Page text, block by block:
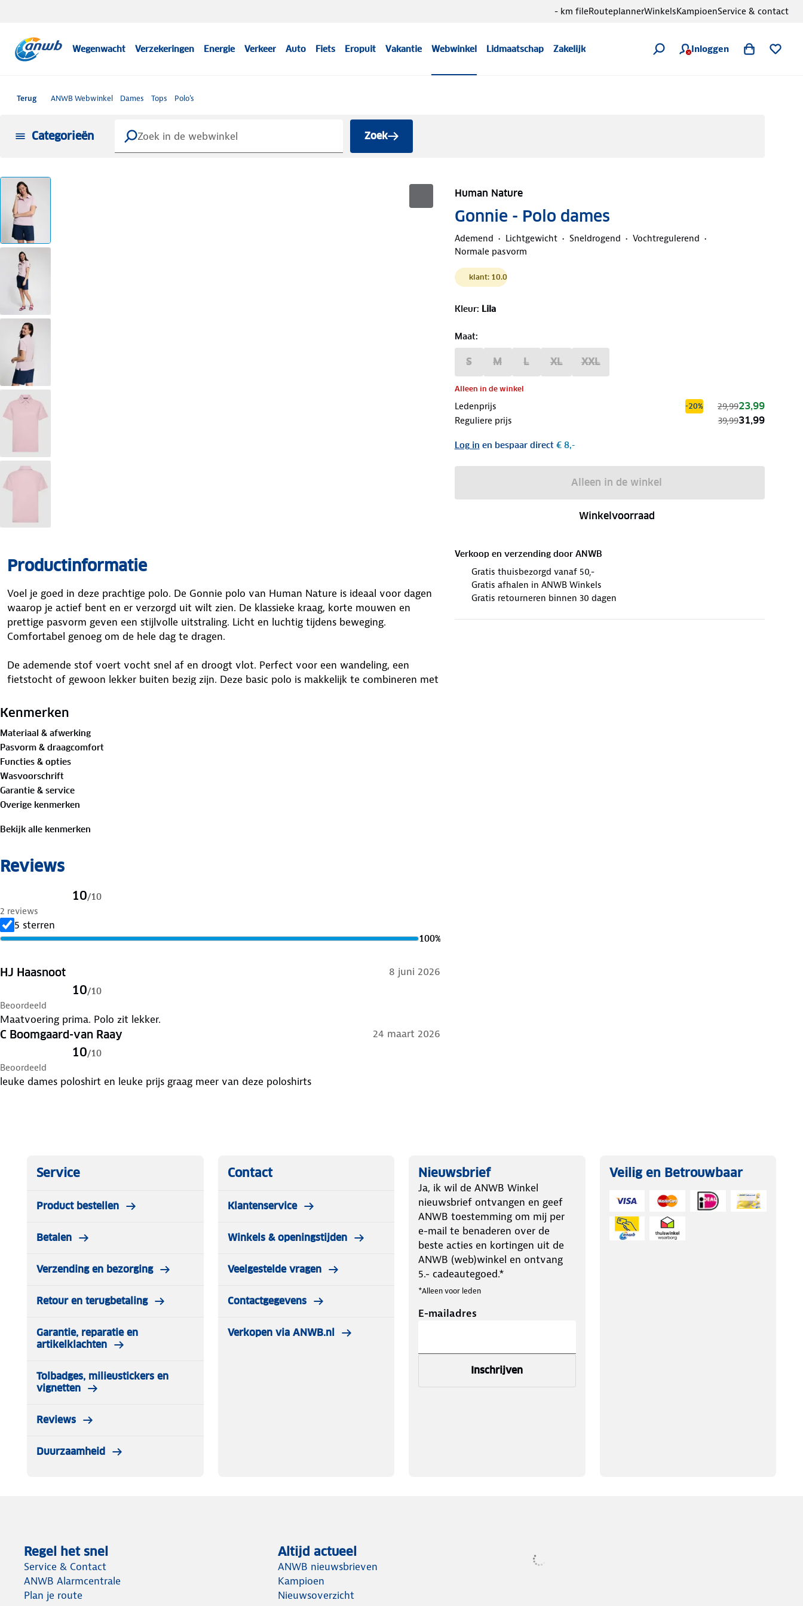
Wegenwacht Verzekeringen Energie Verkeer Auto Fiets Eropuit Vakantie Webwinkel Lidmaatschap Zakelijk Inloggen
- km fileRouteplannerWinkelsKampioenService & contact
Terug ANWB Webwinkel Dames Tops Polo's
Categorieën Zoek
Human Nature
Gonnie - Polo dames
Ademend Lichtgewicht Sneldrogend
Vochtregulerend
Normale pasvorm
klant: 10.0
Kleur: Lila
Maat:
S M L XL XXL
Alleen in de winkel
Ledenprijs -20% 29,9923,99
Reguliere prijs 39,9931,99
Log in en bespaar direct€ 8,-
Alleen in de winkel
Winkelvoorraad
Verkoop en verzending door ANWB
Gratis thuisbezorgd vanaf 50,-
Gratis afhalen in ANWB Winkels
Gratis retourneren binnen 30 dagen
Productinformatie
Voel je goed in deze prachtige polo. De Gonnie polo van Human Nature is ideaal voor dagen
waarop je actief bent en er verzorgd uit wilt zien. De klassieke kraag, korte mouwen en
prettige pasvorm geven een stijlvolle uitstraling. Licht en luchtig tijdens beweging.
Comfortabel genoeg om de hele dag te dragen.
De ademende stof voert vocht snel af en droogt vlot. Perfect voor een wandeling, een
fietstocht of gewoon lekker buiten bezig zijn. Deze basic polo is makkelijk te combineren met
Buitenstof: 100% polyester
Is je kleding aan vervanging toe? Lever het in bij onze winkels. Wij geven er een nieuwe
bestemming aan.
Kenmerken
Materiaal & afwerking
Pasvorm & draagcomfort
Functies & opties
Wasvoorschrift
Garantie & service
Overige kenmerken
Bekijk alle kenmerken
Reviews
10/10
2 reviews
5 sterren
100%
HJ Haasnoot 8 juni 2026
10/10
Beoordeeld
Maatvoering prima. Polo zit lekker.
C Boomgaard-van Raay 24 maart 2026
10/10
Beoordeeld
leuke dames poloshirt en leuke prijs graag meer van deze poloshirts
Service
Product bestellen
Betalen
Verzending en bezorging
Retour en terugbetaling
Garantie, reparatie en
artikelklachten
Tolbadges, milieustickers en
vignetten
Reviews
Duurzaamheid
Contact
Klantenservice
Winkels & openingstijden
Veelgestelde vragen
Contactgegevens
Verkopen via ANWB.nl
Nieuwsbrief
Ja, ik wil de ANWB Winkel
nieuwsbrief ontvangen en geef
ANWB toestemming om mij per
e-mail te benaderen over de
beste acties en kortingen uit de
ANWB (web)winkel en ontvang
5.- cadeautegoed.*
*Alleen voor leden
E-mailadres
Inschrijven
Veilig en Betrouwbaar
Regel het snel
Service & Contact
ANWB Alarmcentrale
Plan je route
Altijd actueel
ANWB nieuwsbrieven
Kampioen
Nieuwsoverzicht